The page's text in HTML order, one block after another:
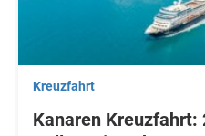
Kreuzfahrt
Kanaren Kreuzfahrt: